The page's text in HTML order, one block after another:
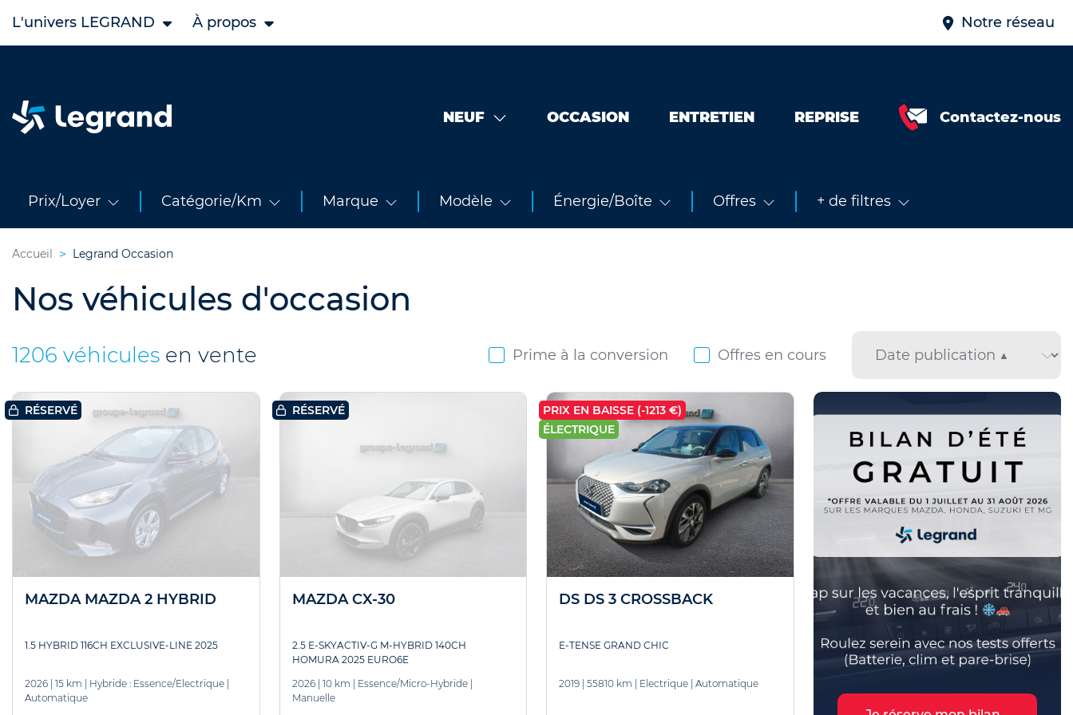
L'univers LEGRAND À propos Notre réseau
NEUF OCCASION ENTRETIEN REPRISE
Contactez-nous
Prix/Loyer Catégorie/Km Marque Modèle Énergie/Boîte Offres + de filtres
Accueil Legrand Occasion
Nos véhicules d'occasion
1206 véhicules en vente Prime à la conversion Offres en cours
RÉSERVÉ
MAZDA MAZDA 2 HYBRID
1.5 HYBRID 116CH EXCLUSIVE-LINE 2025
2026 15 km Hybride : Essence/Electrique
Automatique
RÉSERVÉ
MAZDA CX-30
2.5 E-SKYACTIV-G M-HYBRID 140CH
HOMURA 2025 EURO6E
2026| 10 km Essence/Micro-Hybride|
Manuelle
PRIX EN BAISSE (-1213 €)
ÉLECTRIQUE
DS DS 3 CROSSBACK
E-TENSE GRAND CHIC
2019 55810 km Electrique Automatique